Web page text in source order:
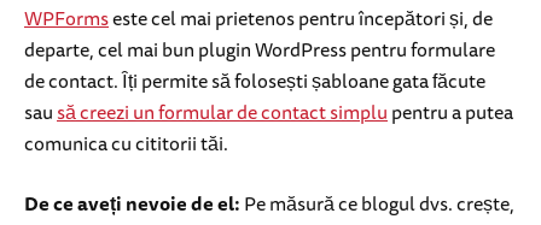
WPFormseste cel mai prietenos pentru începători și, de
departe, cel mai bun plugin WordPress pentru formulare
de contact. Îți permite să folosești șabloane gata făcute
sausă creezi un formular de contact simplupentru a putea
comunica cu cititorii tăi.
De ce aveți nevoie de el:Pe măsură ce blogul dvs. crește,